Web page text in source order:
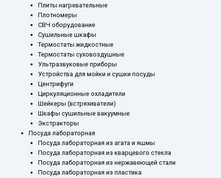
Плиты нагревательные
Плотномеры
СВЧ оборудование
Сушильные шкафы
Термостаты жидкостные
Термостаты суховоздушные
Ультразвуковые приборы
Устройства для мойки и сушки посуды
Центрифуги
Циркуляционные охладители
Шейкеры (встряхиватели)
Шкафы сушильные вакуумные
Экстракторы
Посуда лабораторная
Посуда лабораторная из агата и яшмы
Посуда лабораторная из кварцевого стекла
Посуда лабораторная из нержавеющей стали
Посуда лабораторная из пластика